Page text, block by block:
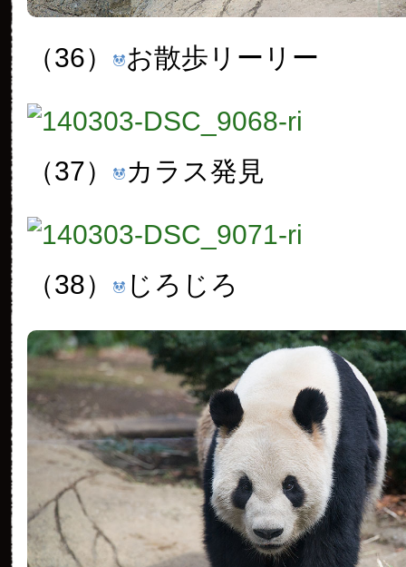
（36） お散歩リーリー
（37） カラス発見
（38） じろじろ